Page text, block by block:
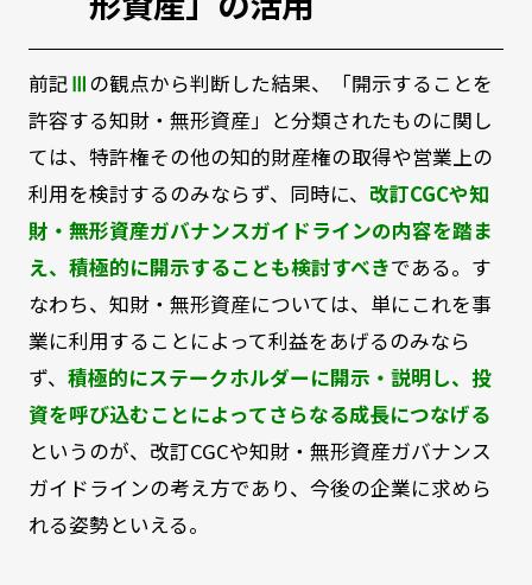
前記Ⅲの観点から判断した結果、「開示することを
許容する知財・無形資産」と分類されたものに関し
ては、特許権その他の知的財産権の取得や営業上の
利用を検討するのみならず、同時に、 改訂CGCや知
財・無形資産ガバナンスガイドラインの内容を踏ま
え、積極的に開示することも検討すべきである。す
なわち、知財・無形資産については、単にこれを事
業に利用することによって利益をあげるのみなら
ず、 積極的にステークホルダーに開示・説明し、投
資を呼び込むことによってさらなる成長につなげる
というのが、改訂CGCや知財・無形資産ガバナンス
ガイドラインの考え方であり、今後の企業に求めら
れる姿勢といえる。